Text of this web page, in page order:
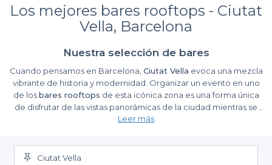
Los mejores bares rooftops - Ciutat
Vella, Barcelona
Nuestra selección de bares
Cuando pensamos en Barcelona, Ciutat Vella evoca una mezcla
vibrante de historia y modernidad. Organizar un evento en uno
de losbares rooftops de esta icónica zona es una forma única
de disfrutar de las vistas panorámicas de la ciudad mientras se
disfruta de una atmósfera inigualable. Desde el barcelonés Mar,
llenas de vida, un evento aquí promete ser memorable.
Ventajas de elegir Privateaser para tus reservas
Hemos transformado la manera de organizar eventos gracias a
Leer más
Ciutat Vella